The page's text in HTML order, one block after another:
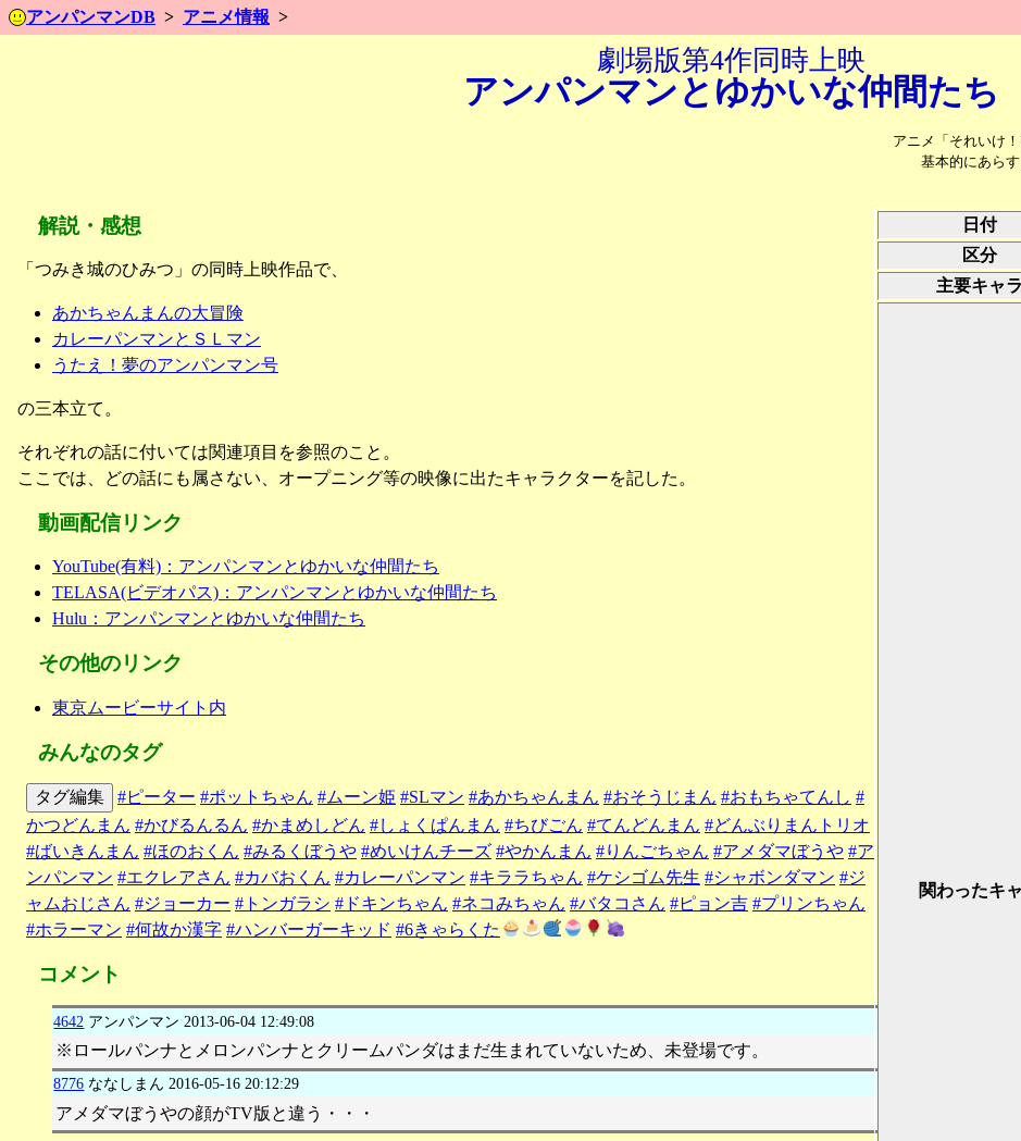
アンパンマンDB アニメ情報
劇場版第4作同時上映
アンパンマンと ゆかいな仲間たち
アニメ「それいけ
基本的にあら
日付
区分
主要キャラ
関わったキ
解説・感想
「つみき城のひみつ」の同時上映作品で、
あかちゃんまんの大冒険
カレーパンマンとＳＬマン
うたえ！夢のアンパンマン号
の三本立て。
それぞれの話に付いては関連項目を参照のこと。
ここでは、どの話にも属さない、オープニング等の映像に出たキャラクターを記した。
動画配信リンク
YouTube(有料)：アンパンマンとゆかいな仲間たち
TELASA(ビデオパス)：アンパンマンとゆかいな仲間たち
Hulu：アンパンマンとゆかいな仲間たち
その他のリンク
東京ムービーサイト内
みんなのタグ
タグ編集 #ピーター #ポットちゃん #ムーン姫 #SLマン #あかちゃんまん #おそうじまん #おもちゃてんし #
かつどんまん #かびるんるん #かまめしどん #しょくぱんまん #ちびごん #てんどんまん #どんぶりまんトリオ
#ばいきんまん #ほのおくん #みるくぼうや #めいけんチーズ #やかんまん #りんごちゃん #アメダマぼうや #ア
ンパンマン #エクレアさん #カバおくん #カレーパンマン #キララちゃん #ケシゴム先生 #シャボンダマン #ジ
ャムおじさん #ジョーカー #トンガラシ #ドキンちゃん #ネコみちゃん #バタコさん #ピョン吉 #プリンちゃん
#ホラーマン #何故か漢字 #ハンバーガーキッド #6きゃらくた
コメント
4642 アンパンマン 2013-06-04 12:49:08
※ロールパンナとメロンパンナとクリームパンダはまだ生まれていないため、未登場です。
8776 ななしまん 2016-05-16 20:12:29
アメダマぼうやの顔がTV版と違う・・・